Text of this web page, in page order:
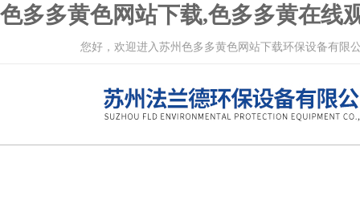
色多多黄色网站下载,色多多黄在线
您好，欢迎进入苏州色多多黄色网站下载环保设备有限公